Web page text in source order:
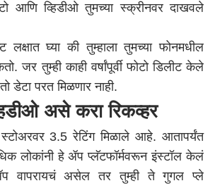
आणि व्हिडीओ तुमच्या स्क्रीनवर दाखवले
लक्षात घ्या की तुम्हाला तुमच्या फोनमधील
जर तुम्ही काही वर्षांपूर्वी फोटो डिलीट केले
डेटा परत मिळणार नाही.
असे करा रिकव्हर
3.5 रेटिंग मिळाले आहे. आतापर्यंत
लोकांनी हे ॲप प्लॅटफॉर्मवरून इंस्टॉल केलं
वापरायचं असेल तर तुम्ही ते गुगल प्ले